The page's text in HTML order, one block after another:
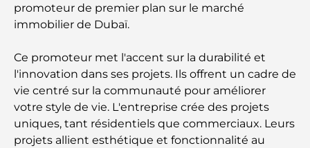
Les meilleures écoles du DIFC : un guide pour les
Projets de Zaha Hadid : un aperçu de ses œuvres
architecturales les plus emblématiques
Les meilleurs complexes hôteliers de Dubaï : des
escapades de luxe pour tous les voyageurs
promoteur de premier plan sur le marché
immobilier de Dubaï.
Ce promoteur met l'accent sur la durabilité et
l'innovation dans ses projets. Ils offrent un cadre de
vie centré sur la communauté pour améliorer
votre style de vie. L'entreprise crée des projets
uniques, tant résidentiels que commerciaux. Leurs
projets allient esthétique et fonctionnalité au